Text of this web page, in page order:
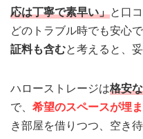
応は丁寧で素早い」と口
どのトラブル時でも安心で
証料も含むと考えると、
ハローストレージは格安
で、 希望のスペースが埋
き部屋を借りつつ、空き